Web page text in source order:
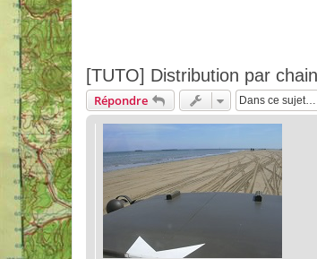
[TUTO] Distribution par
Répondre